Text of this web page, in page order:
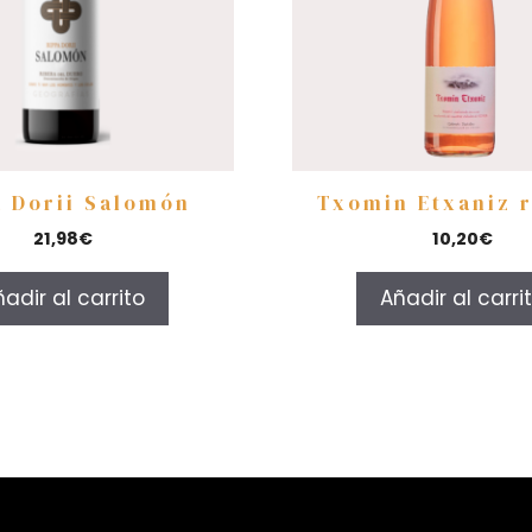
Dorii Salomón
21,98€
al carrito
Txomin Etxaniz
10,20€
Añadir al